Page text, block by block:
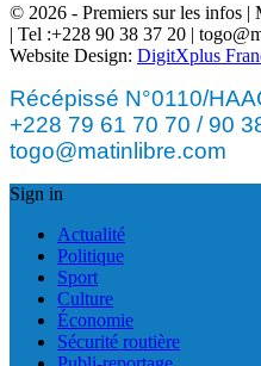
© 2026 - Premiers sur les infos |
| Tel :+228 90 38 37 20 |
Website Design: DigitXplus
Récépissé N°0110/
+228 79 61 70 70 / 90
togo@matinlibre.com
Sign in
Actualité
Politique
Sport
Culture
Économie
Sécurité routière